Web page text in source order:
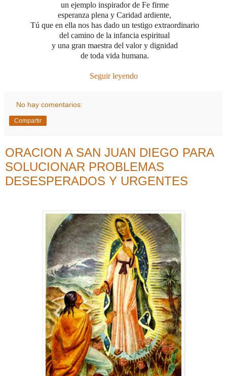
un ejemplo inspirador de Fe firme
esperanza plena y Caridad ardiente,
Tú que en ella nos has dado un testigo extraordinario
del camino de la infancia espiritual
y una gran maestra del valor y dignidad
de toda vida humana.
Seguir leyendo
No hay comentarios:
Compartir
ORACION A SAN JUAN DIEGO PARA
SOLUCIONAR PROBLEMAS
DESESPERADOS Y URGENTES